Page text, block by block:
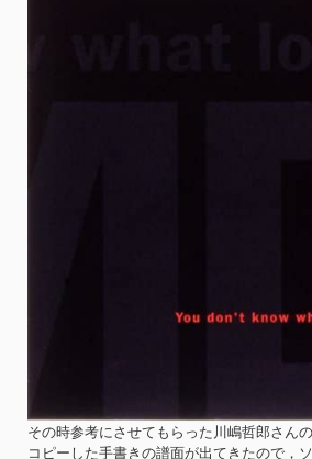
その時参考にさせてもらった川嶋哲郎さん
コピーした手書きの譜面が出てきたので，